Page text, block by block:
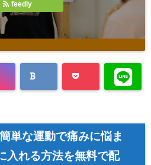
feedly
単な運動で痛みに悩ま
入れる方法を無料で配